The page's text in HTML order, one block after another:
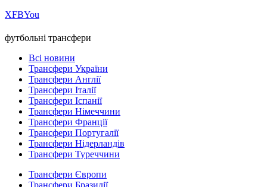
ХFBYou
футбольні трансфери
Всі новини
Трансфери України
Трансфери Англії
Трансфери Італії
Трансфери Іспанії
Трансфери Німеччини
Трансфери Франції
Трансфери Португалії
Трансфери Нідерландів
Трансфери Туреччини
Трансфери Європи